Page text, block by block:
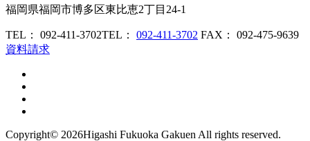
福岡県福岡市博多区東比恵2丁目24-1
TEL： 092-411-3702TEL： 092-411-3702 FAX： 092-475-9639
資料請求
Copyright© 2026Higashi Fukuoka Gakuen All rights reserved.